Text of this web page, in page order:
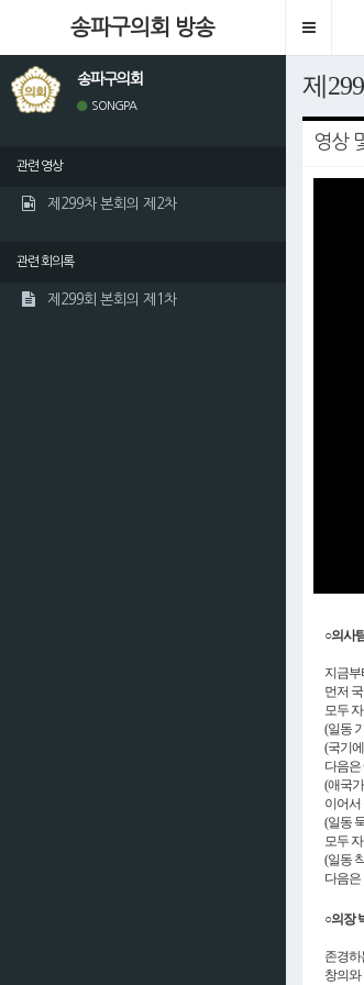
송파구의회 방송
Toggle
송파구의회
SONGPA
관련 영상
제299차 본회의 제2차
관련 회의록
제299회 본회의 제1차
제
영상
○의사
지금부
먼저
모두
(일동
(국기
다음은
(애국
이어서
(일동
모두
(일동
다음은
○의장
존경하
창의와